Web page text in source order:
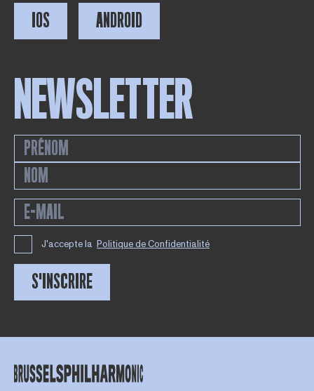
IOS ANDROID
NEWSLETTER
J'accepte la Politique de Confidentialité
S'INSCRIRE